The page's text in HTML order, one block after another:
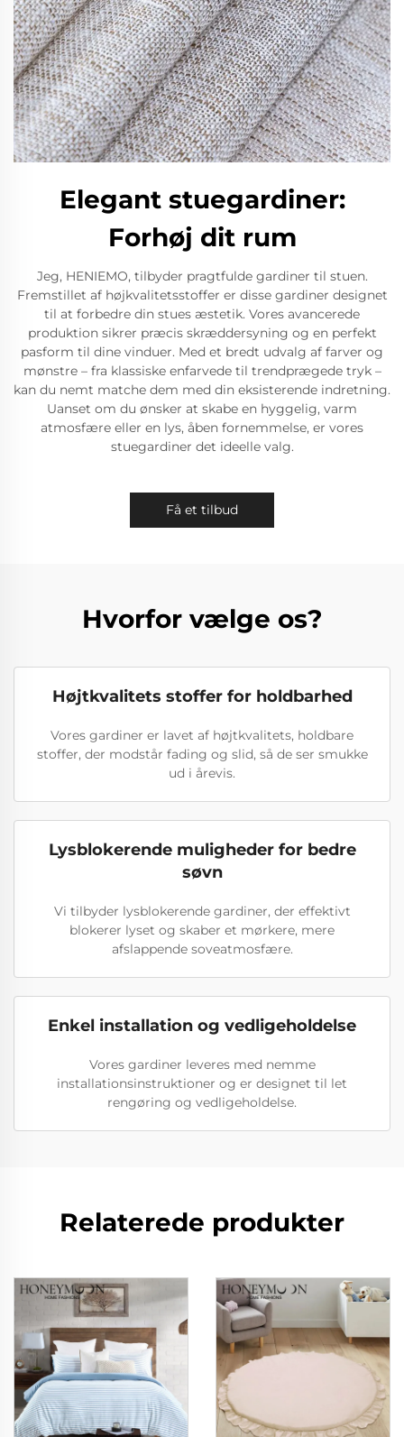
Elegant stuegardiner:
Forhøj dit rum
Jeg, HENIEMO, tilbyder pragtfulde gardiner til stuen.
Fremstillet af højkvalitetsstoffer er disse gardiner designet
til at forbedre din stues æstetik. Vores avancerede
produktion sikrer præcis skræddersyning og en perfekt
pasform til dine vinduer. Med et bredt udvalg af farver og
mønstre – fra klassiske enfarvede til trendprægede tryk –
kan du nemt matche dem med din eksisterende indretning.
Uanset om du ønsker at skabe en hyggelig, varm
atmosfære eller en lys, åben fornemmelse, er vores
stuegardiner det ideelle valg.
Få et tilbud
Hvorfor vælge os?
Højtkvalitets stoffer for holdbarhed
Vores gardiner er lavet af højtkvalitets, holdbare
stoffer, der modstår fading og slid, så de ser smukke
ud i årevis.
Lysblokerende muligheder for bedre
søvn
Vi tilbyder lysblokerende gardiner, der effektivt
blokerer lyset og skaber et mørkere, mere
afslappende soveatmosfære.
Enkel installation og vedligeholdelse
Vores gardiner leveres med nemme
installationsinstruktioner og er designet til let
rengøring og vedligeholdelse.
Relaterede produkter